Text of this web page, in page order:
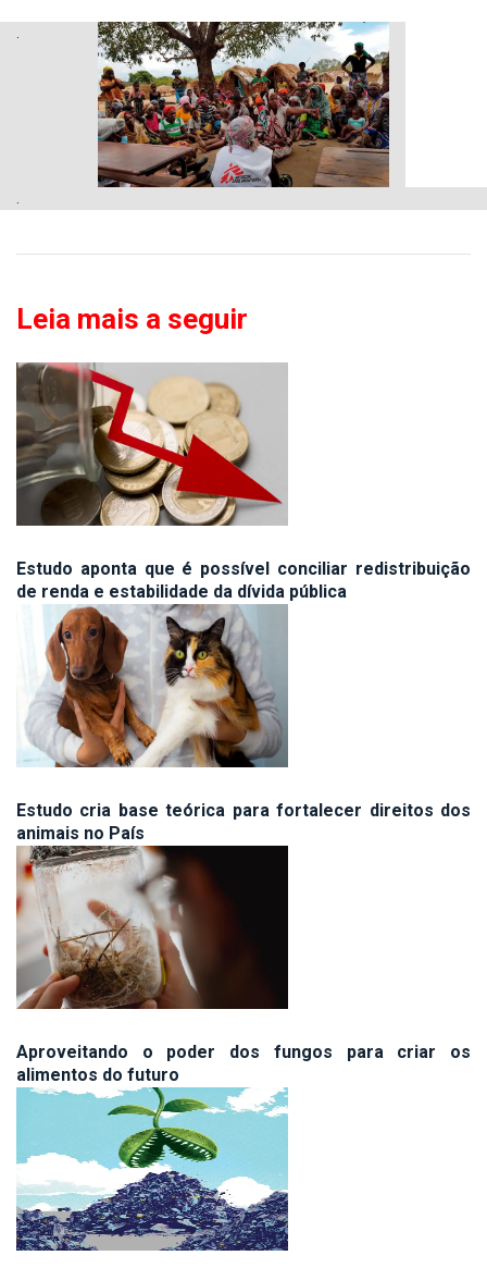
.
Leia mais a seguir
Estudo aponta que é possível conciliar redistribuição
de renda e estabilidade da dívida pública
Estudo cria base teórica para fortalecer direitos dos
animais no País
Aproveitando o poder dos fungos para criar os
alimentos do futuro